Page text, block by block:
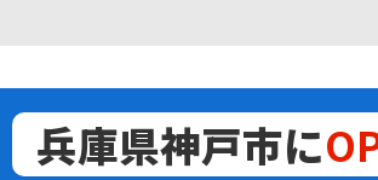
兵庫県神戸市に